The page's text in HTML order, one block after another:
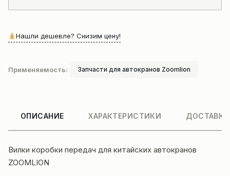
Нашли дешевле? Снизим цену!
Применяемость: Запчасти для автокранов Zoomlion
ОПИСАНИЕ ХАРАКТЕРИСТИКИ
Вилки коробки передач для китайских автокранов
ZOOMLION